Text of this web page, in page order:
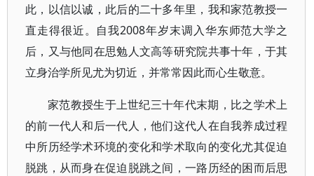
此，以信以诚，此后的二十多年里，我和家范教授一
直走得很近。自我2008年岁末调入华东师范大学之
后，又与他同在思勉人文高等研究院共事十年，于其
立身治学所见尤为切近，并常常因此而心生敬意。
家范教授生于上世纪三十年代末期，比之学术上
的前一代人和后一代人，他们这代人在自我养成过程
中所历经学术环境的变化和学术取向的变化尤其促迫
脱跳，从而身在促迫脱跳之间，一路历经的困而后思